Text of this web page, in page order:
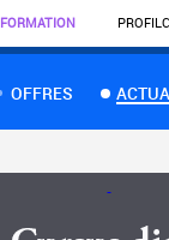
FORMATION PROFIL
OFFRES